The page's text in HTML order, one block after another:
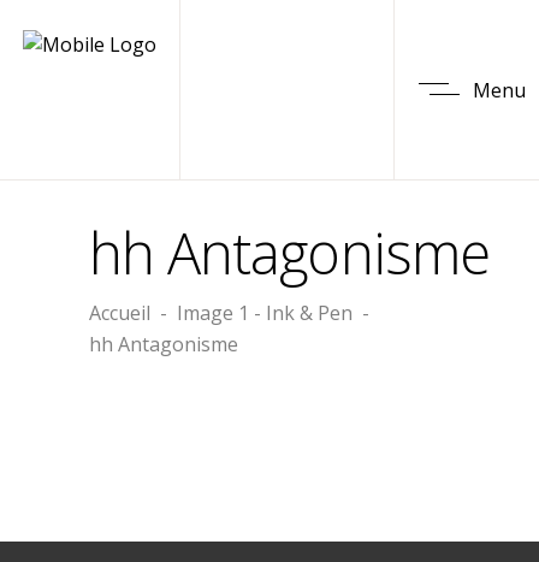
Menu
hh Antagonisme
Accueil - Image 1 - Ink & Pen -
hh Antagonisme